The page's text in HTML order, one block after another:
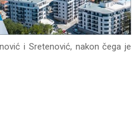
i Sretenović, nakon čega je